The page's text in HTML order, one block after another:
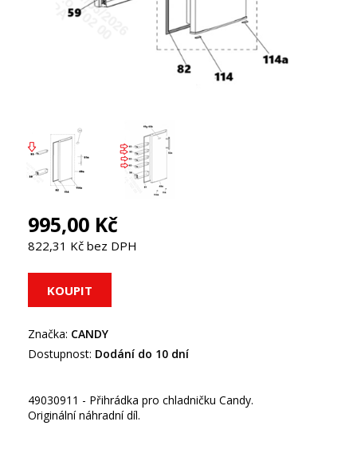
995,00 Kč
822,31 Kč bez DPH
Značka: CANDY
Dostupnost: Dodání do 10 dní
49030911 - Přihrádka pro chladničku Candy.
Originální náhradní díl.